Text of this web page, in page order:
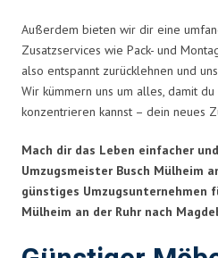
Außerdem bieten wir dir eine
Zusatzservices wie Pack- und
also entspannt zurücklehnen und
Wir kümmern uns um alles, damit
konzentrieren kannst – dein neues
Mach dir das Leben einfacher
Umzugsmeister Busch Mülheim
günstiges Umzugsunternehmen
Mülheim an der Ruhr nach